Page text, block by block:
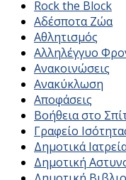
Rock the Block
Αδέσποτα Ζώα
Αθλητισμός
Αλληλέγγυο
Ανακοινώσεις
Ανακύκλωση
Αποφάσεις
Βοήθεια στο
Γραφείο
Δημοτικά
Δημοτική